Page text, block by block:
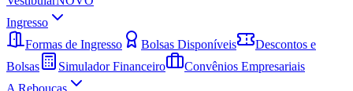
Ingresso
Formas de Ingresso
Bolsas Disponíveis
Descontos e
Bolsas
Simulador Financeiro
Convênios Empresariais
A Rebouças